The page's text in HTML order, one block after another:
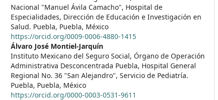
Nacional "Manuel Ávila Camacho", Hospital de
Especialidades, Dirección de Educación e Investigación en
Salud. Puebla, Puebla, México
https://orcid.org/0009-0006-4880-1415
Álvaro José Montiel-Jarquín
Instituto Mexicano del Seguro Social, Órgano de Operación
Administrativa Desconcentrada Puebla, Hospital General
Regional No. 36 "San Alejandro", Servicio de Pediatría.
Puebla, Puebla, México
https://orcid.org/0000-0003-0531-9611